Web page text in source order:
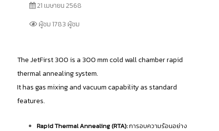
21 เมษายน 2568
ผู้ชม 1783 ผู้ชม
The JetFirst 300 is a 300 mm cold wall chamber rapid
thermal annealing system.
It has gas mixing and vacuum capability as standard
features.
Rapid Thermal Annealing (RTA):การอบความร้อนอย่าง